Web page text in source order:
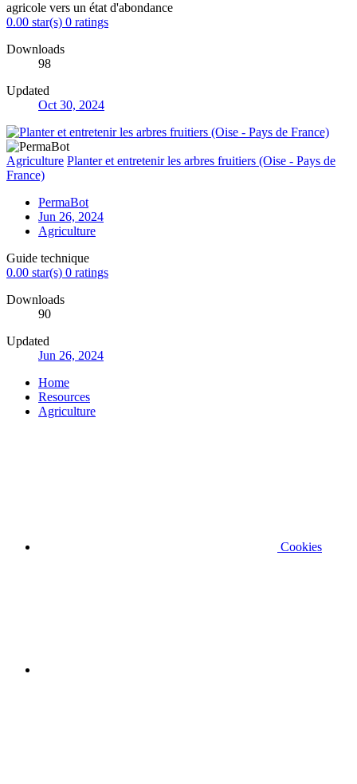
agricole vers un état d'abondance
0.00 star(s) 0 ratings
Downloads
98
Updated
Oct 30, 2024
Agriculture Planter et entretenir les arbres fruitiers (Oise - Pays de
France)
PermaBot
Jun 26, 2024
Agriculture
Guide technique
0.00 star(s) 0 ratings
Downloads
90
Updated
Jun 26, 2024
Home
Resources
Agriculture
Cookies